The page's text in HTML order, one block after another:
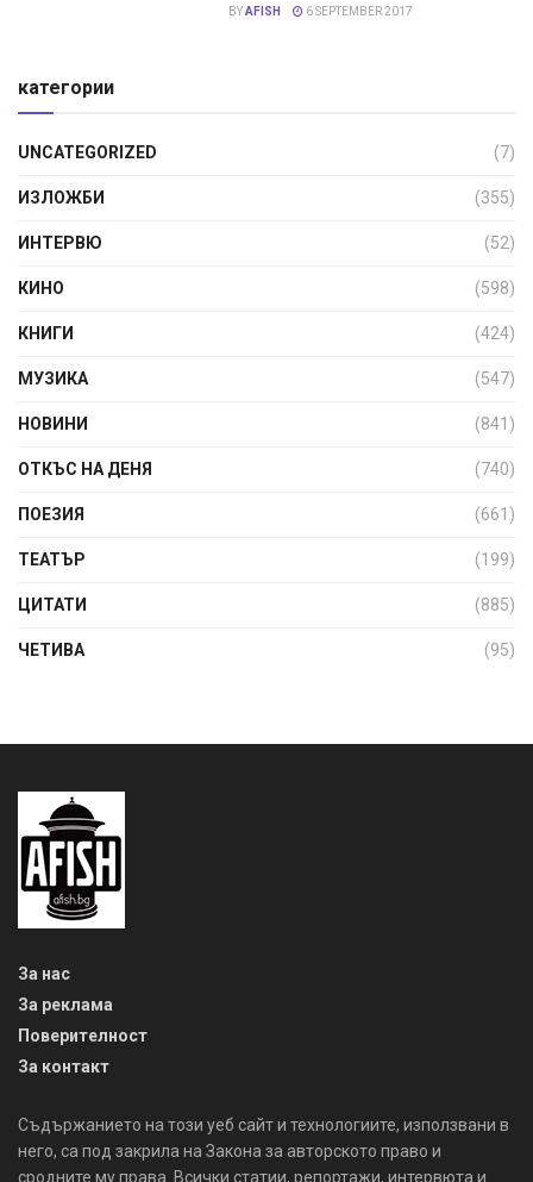
BYAFISH 6 SEPTEMBER 2017
категории
UNCATEGORIZED (7)
ИЗЛОЖБИ (355)
ИНТЕРВЮ (52)
КИНО (598)
КНИГИ (424)
МУЗИКА (547)
НОВИНИ (841)
ОТКЪС НА ДЕНЯ (740)
ПОЕЗИЯ (661)
ТЕАТЪР (199)
ЦИТАТИ (885)
ЧЕТИВА (95)
За нас
За реклама
Поверителност
За контакт
Съдържанието на този уеб сайт и технологиите, използвани в
него, са под закрила на Закона за авторското право и
сродните му права. Всички статии, репортажи, интервюта и